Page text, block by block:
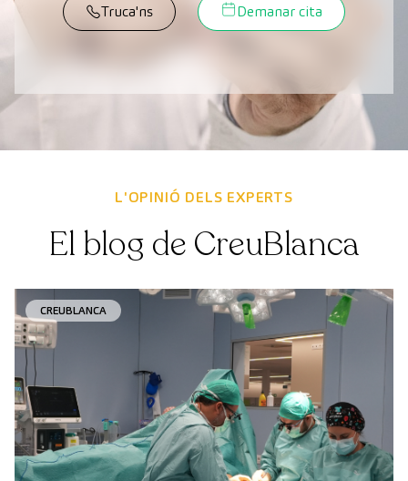
Truca'ns Demanar cita
L'OPINIÓ DELS EXPERTS
El blog de CreuBlanca
CREUBLANCA